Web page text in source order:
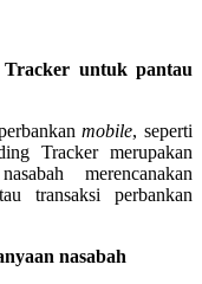
Tracker untuk pantau
mobile, seperti
Tracker merupakan
merencanakan
transaksi perbankan
nasabah